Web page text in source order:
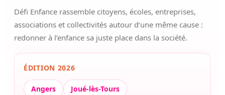
Défi Enfance rassemble citoyens, écoles, entreprises,
associations et collectivités autour d’une même cause :
redonner à l’enfance sa juste place dans la société.
ÉDITION 2026
Angers Joué-lès-Tours